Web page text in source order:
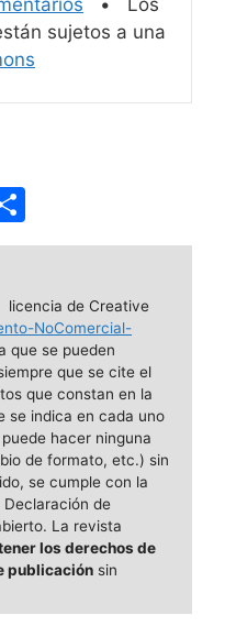
sujetos a una
o
p
ar
tir
licencia de Creative
NoComercial-
que se pueden
que se cite el
que constan en la
se indica en cada uno
hacer ninguna
de formato, etc.) sin
se cumple con la
de
La revista
los derechos de
publicación sin